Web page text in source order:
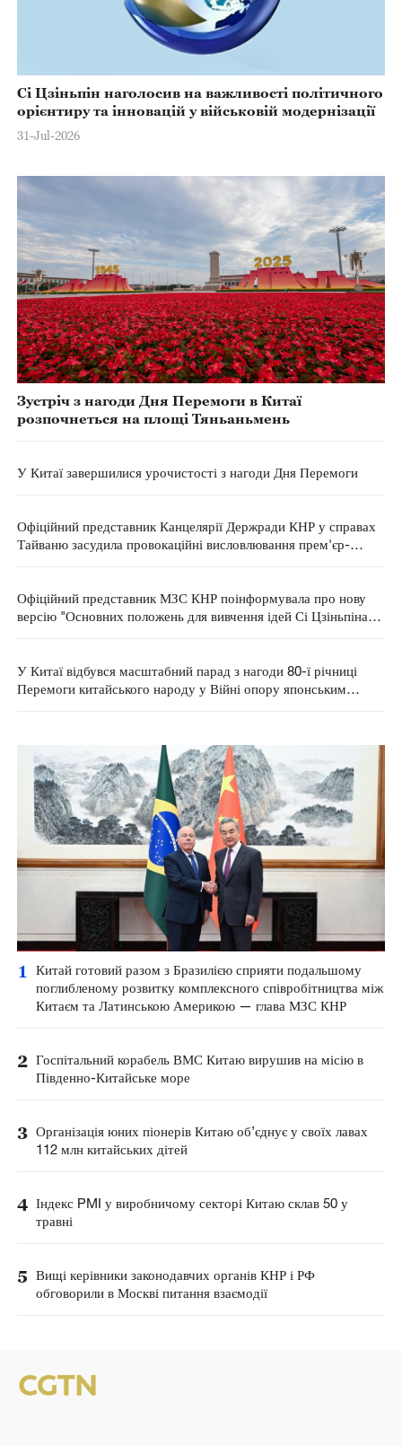
Сі Цзіньпін наголосив на важливості політичного
орієнтиру та інновацій у військовій модернізації
31-Jul-2026
Зустріч з нагоди Дня Перемоги в Китаї
розпочнеться на площі Тяньаньмень
У Китаї завершилися урочистості з нагоди Дня Перемоги
Офіційний представник Канцелярії Держради КНР у справах
Тайваню засудила провокаційні висловлювання прем'єр-
Офіційний представник МЗС КНР поінформувала про нову
версію "Основних положень для вивчення ідей Сі Цзіньпіна
У Китаї відбувся масштабний парад з нагоди 80-ї річниці
Перемоги китайського народу у Війні опору японським
1
Китай готовий разом з Бразилією сприяти подальшому
поглибленому розвитку комплексного співробітництва між
Китаєм та Латинською Америкою — глава МЗС КНР
2 Госпітальний корабель ВМС Китаю вирушив на місію в
Південно-Китайське море
3 Організація юних піонерів Китаю об’єднує у своїх лавах
112 млн китайських дітей
4 Індекс PMI у виробничому секторі Китаю склав 50 у
травні
5 Вищі керівники законодавчих органів КНР і РФ
обговорили в Москві питання взаємодії